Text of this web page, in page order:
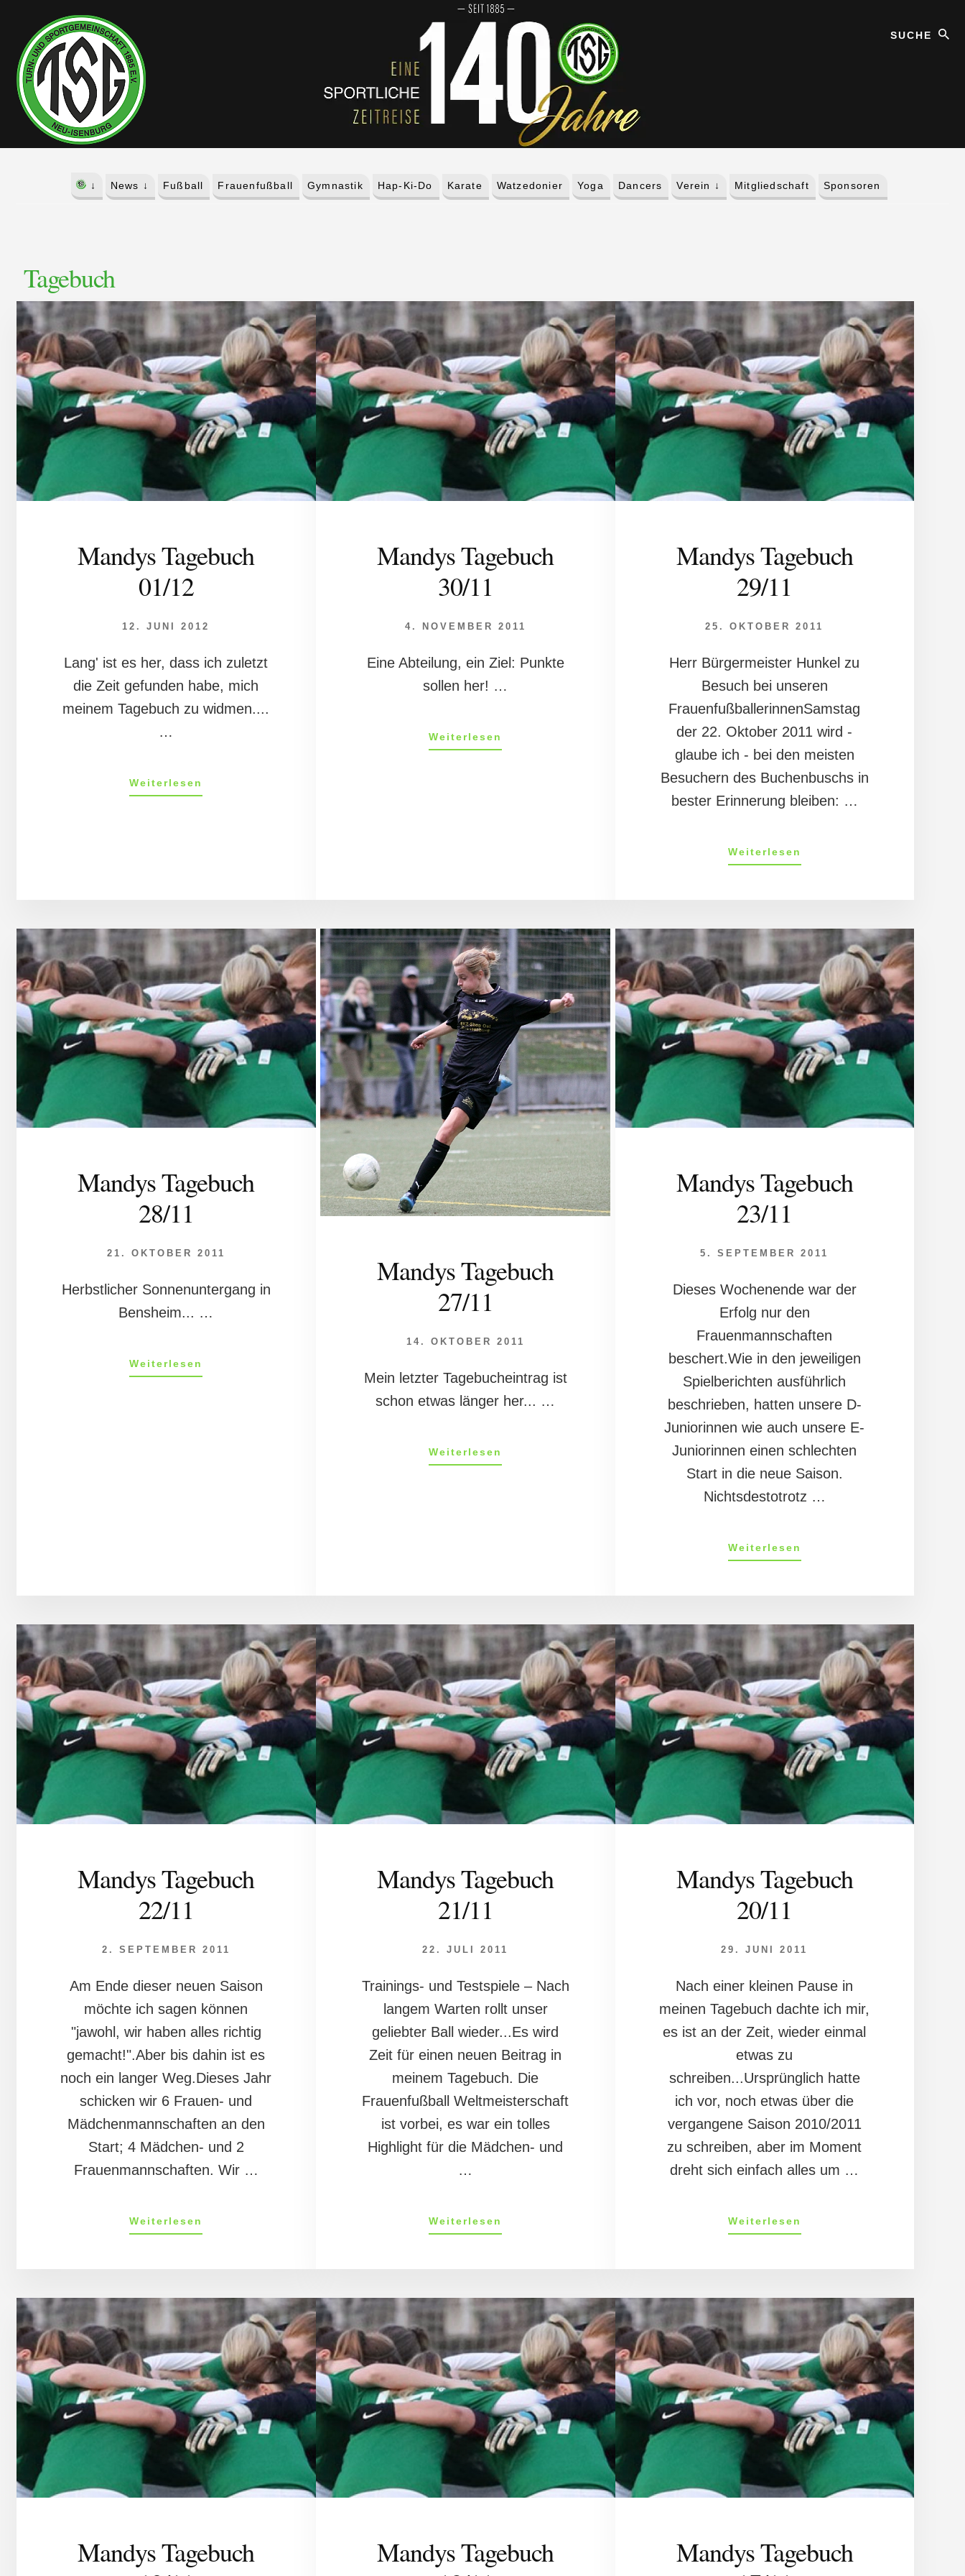
content
↓ News ↓ Fußball Frauenfußball Gymnastik Hap-Ki-Do Karate Watzedonier Yoga Dancers Verein ↓ Mitgliedschaft Sponsoren
Tagebuch
Mandys Tagebuch
01/12
12. JUNI 2012
Lang' ist es her, dass ich zuletzt
die Zeit gefunden habe, mich
meinem Tagebuch zu widmen....
…
Weiterlesen
Tagebuch
Mandys Tagebuch
30/11
4. NOVEMBER 2011
Eine Abteilung, ein Ziel: Punkte
sollen her! …
Weiterlesen
Tagebuch
Mandys Tagebuch
29/11
25. OKTOBER 2011
Herr Bürgermeister Hunkel zu
Besuch bei unseren
FrauenfußballerinnenSamstag
der 22. Oktober 2011 wird -
glaube ich - bei den meisten
Besuchern des Buchenbuschs in
bester Erinnerung bleiben: …
Weiterlesen
Tagebuch
Mandys Tagebuch
28/11
21. OKTOBER 2011
Herbstlicher Sonnenuntergang in
Bensheim... …
Weiterlesen
Tagebuch
Mandys Tagebuch
27/11
14. OKTOBER 2011
Mein letzter Tagebucheintrag ist
schon etwas länger her... …
Weiterlesen
Tagebuch
Mandys Tagebuch
23/11
5. SEPTEMBER 2011
Dieses Wochenende war der
Erfolg nur den
Frauenmannschaften
beschert.Wie in den jeweiligen
Spielberichten ausführlich
beschrieben, hatten unsere D-
Juniorinnen wie auch unsere E-
Juniorinnen einen schlechten
Start in die neue Saison.
Nichtsdestotrotz …
Weiterlesen
Tagebuch
Mandys Tagebuch
22/11
2. SEPTEMBER 2011
Am Ende dieser neuen Saison
möchte ich sagen können
"jawohl, wir haben alles richtig
gemacht!".Aber bis dahin ist es
noch ein langer Weg.Dieses Jahr
schicken wir 6 Frauen- und
Mädchenmannschaften an den
Start; 4 Mädchen- und 2
Frauenmannschaften. Wir …
Weiterlesen
Tagebuch
Mandys Tagebuch
21/11
22. JULI 2011
Trainings- und Testspiele – Nach
langem Warten rollt unser
geliebter Ball wieder...Es wird
Zeit für einen neuen Beitrag in
meinem Tagebuch. Die
Frauenfußball Weltmeisterschaft
ist vorbei, es war ein tolles
Highlight für die Mädchen- und
…
Weiterlesen
Tagebuch
Mandys Tagebuch
20/11
29. JUNI 2011
Nach einer kleinen Pause in
meinen Tagebuch dachte ich mir,
es ist an der Zeit, wieder einmal
etwas zu
schreiben...Ursprünglich hatte
ich vor, noch etwas über die
vergangene Saison 2010/2011
zu schreiben, aber im Moment
dreht sich einfach alles um …
Weiterlesen
Tagebuch
Mandys Tagebuch
Mandys Tagebuch
Mandys Tagebuch